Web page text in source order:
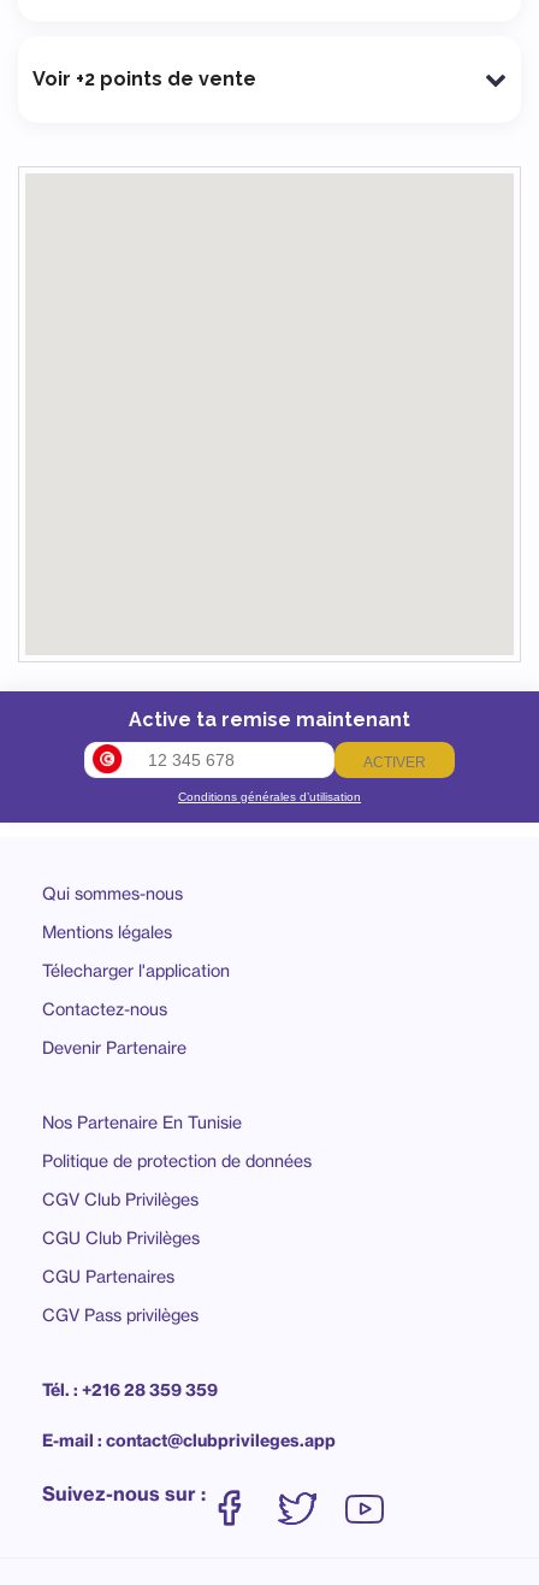
Voir +2 points de vente
Active ta remise maintenant
ACTIVER
Conditions générales d’utilisation
Qui sommes-nous
Mentions légales
Télecharger l'application
Contactez-nous
Devenir Partenaire
Nos Partenaire En Tunisie
Politique de protection de données
CGV Club Privilèges
CGU Club Privilèges
CGU Partenaires
CGV Pass privilèges
Tél. : +216 28 359 359
E-mail : contact@clubprivileges.app
Suivez-nous sur :